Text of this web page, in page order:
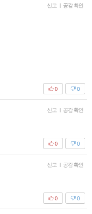
신고 | 공감 확인
0
0
신고 | 공감 확인
0
0
신고 | 공감 확인
0
0